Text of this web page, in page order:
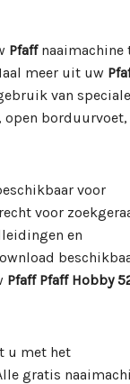
Pfaffnaaimachine
meer uit uw
van speciale
open borduurvoet,
voor
voor
en
Pfaff Pfaff Hobby
u met het
gratis